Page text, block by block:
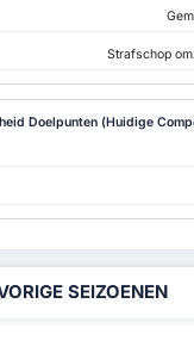
Strafschop
Doelpunten (Huidige
SEIZOENEN